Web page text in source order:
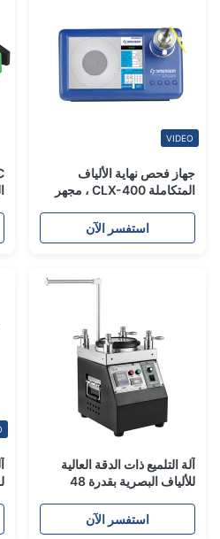
VIDEO
جهاز فحص نهاية الألياف
المتكاملة CLX-400 ، مجهر
استفسر الآن
آلة التلميع ذات الدقة العالية
للألياف البصرية بقدرة 48
SC/FC/ST لإنتاج الجماهيراستفسر الآن